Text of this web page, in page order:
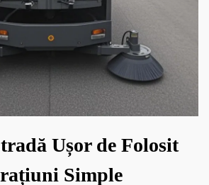
Ușor de Folosit
Simple